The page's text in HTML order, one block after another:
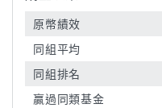
原幣績效
同組平均
同組排名
贏過同類基金